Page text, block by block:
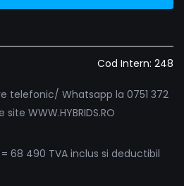
Cod Intern: 248
telefonic/ Whatsapp la 0751 372
WWW.HYBRIDS.RO
= 68 490 TVA inclus si deductibil